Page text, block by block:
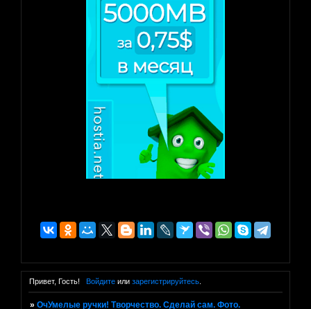
Привет, Гость! Войдитеили зарегистрируйтесь.
»ОчУмелые ручки! Творчество. Сделай сам. Фото.